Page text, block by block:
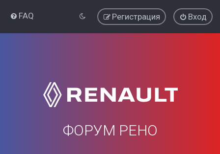
FAQ Вход
Регистрация
ФОРУМ РЕНО